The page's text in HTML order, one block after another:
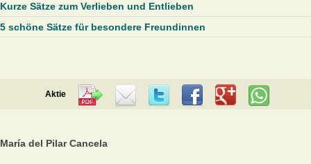
Kurze Sätze zum Verlieben und Entlieben
5 schöne Sätze für besondere Freundinnen
Aktie
María del Pilar Cancela